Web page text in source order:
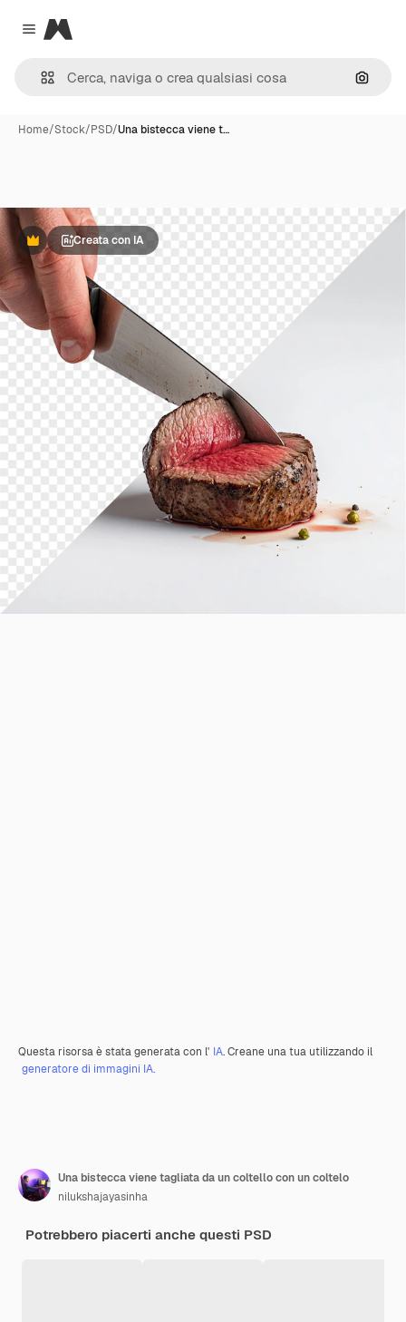
Close menu
Magnific
Cerca
Home/Stock/PSD/Una bistecca viene t…
PremiumCreata con IA
Questa risorsa è stata generata con l' IA. Creane una tua utilizzando il
generatore di immagini IA.
Una bistecca viene tagliata da un coltello con un coltelo
nilukshajayasinha
Potrebbero piacerti anche questi PSD